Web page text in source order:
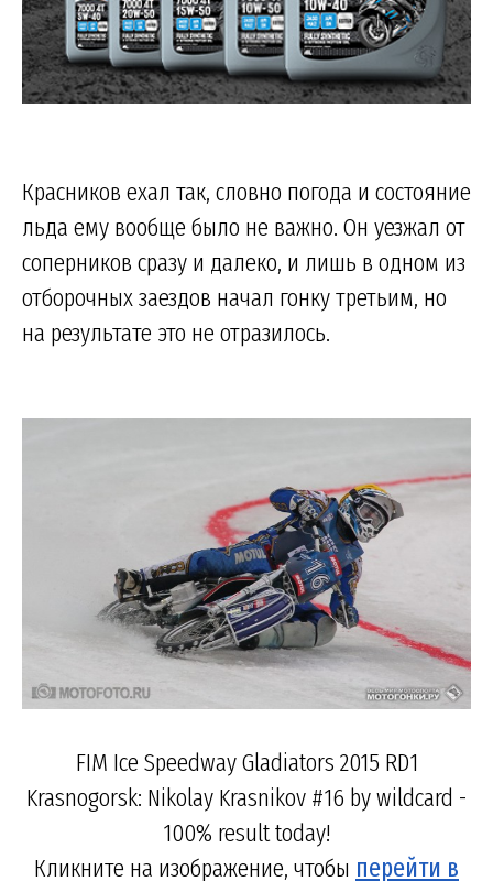
Красников ехал так, словно погода и состояние
льда ему вообще было не важно. Он уезжал от
соперников сразу и далеко, и лишь в одном из
отборочных заездов начал гонку третьим, но
на результате это не отразилось.
FIM Ice Speedway Gladiators 2015 RD1
Krasnogorsk: Nikolay Krasnikov #16 by wildcard -
100% result today!
Кликните на изображение, чтобы перейти в